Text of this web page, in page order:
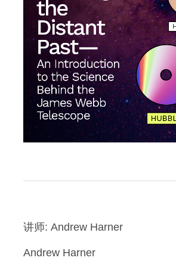
讲师: Andrew Harner
Andrew Harner